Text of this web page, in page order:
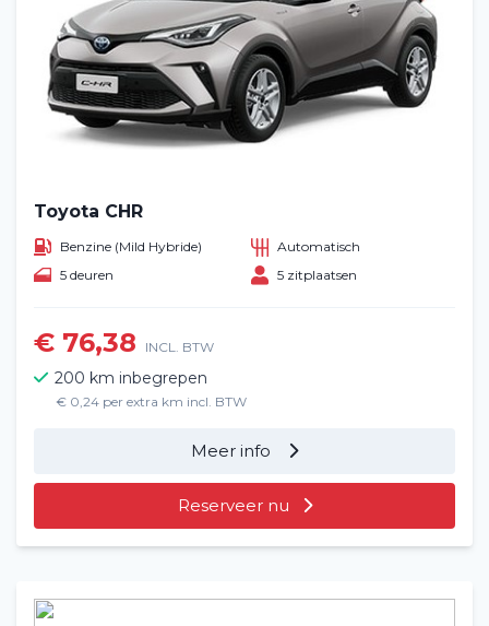
Toyota CHR
Benzine (Mild Hybride)
Automatisch
5 deuren
5 zitplaatsen
€ 76,38 INCL. BTW
200 km inbegrepen
€ 0,24 per extra km incl. BTW
Meer info
Reserveer nu